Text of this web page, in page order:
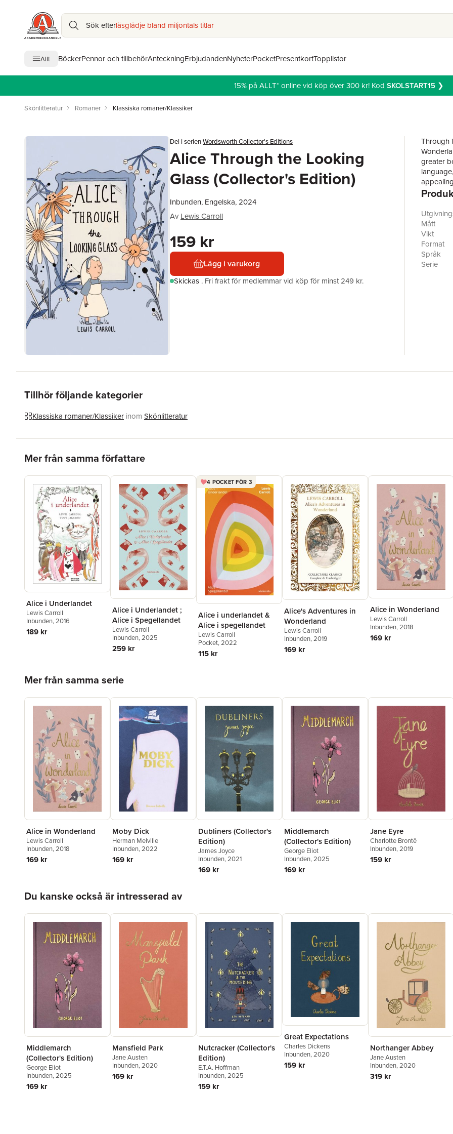
Sök efterläsglädje bland miljontals titlar
Allt BöckerPennor och tillbehörAnteckningErbjudandenNyheterPocketPresentkortTopplistor
15% på ALLT* online vid köp över 300 kr! Kod SKOLSTART15❯
Skönlitteratur Romaner Klassiska romaner/Klassiker
Del i serienWordsworth Collector's Editions
Alice Through the Looking
Glass (Collector's Edition)
Inbunden, Engelska, 2024
Av Lewis Carroll
159 kr
Lägg i varukorg
Skickas . Fri frakt för medlemmar vid köp för minst 249 kr.
Through
greater
time, in
logical
sub-
glimpses.
Mått
Vikt
Format
Språk
Serie
Tillhör följande kategorier
Klassiska romaner/Klassiker inom Skönlitteratur
Mer från samma författare
Alice i Underlandet
Lewis Carroll
Inbunden, 2016
189 kr
Alice i Underlandet ;
Alice i Spegellandet
Lewis Carroll
Inbunden, 2025
259 kr
4 POCKET FÖR 3
Alice i underlandet &
Alice i spegellandet
Lewis Carroll
Pocket, 2022
115 kr
Alice's Adventures in
Wonderland
Lewis Carroll
Inbunden, 2019
169 kr
Alice in Wonderland
Lewis Carroll
Inbunden, 2018
169 kr
Mer från samma serie
Alice in Wonderland
Lewis Carroll
Inbunden, 2018
169 kr
Moby Dick
Herman Melville
Inbunden, 2022
169 kr
Dubliners (Collector's
Edition)
James Joyce
Inbunden, 2021
169 kr
Middlemarch
(Collector's Edition)
George Eliot
Inbunden, 2025
169 kr
Jane Eyre
Charlotte Brontë
Inbunden, 2019
159 kr
Du kanske också är intresserad av
Middlemarch
(Collector's Edition)
George Eliot
Inbunden, 2025
169 kr
Mansfield Park
Jane Austen
Inbunden, 2020
169 kr
Nutcracker (Collector's
Edition)
E.T.A. Hoffman
Inbunden, 2025
159 kr
Great Expectations
Charles Dickens
Inbunden, 2020
159 kr
Northanger Abbey
Jane Austen
Inbunden, 2020
319 kr